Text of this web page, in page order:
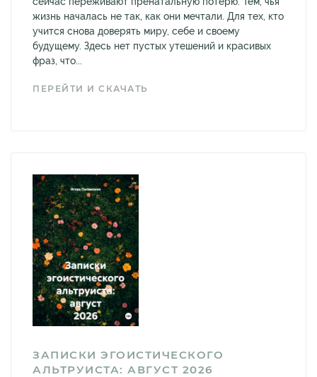
жизнь началась не так, как они мечтали. Для тех, кто
учится снова доверять миру, себе и своему
будущему. Здесь нет пустых утешений и красивых
фраз, что...
ПЕРЕЙТИ И СКАЧАТЬ
ЗАПИСКИ ЭГОИСТИЧЕСКОГО
АЛЬТРУИСТА: АВГУСТ 2026